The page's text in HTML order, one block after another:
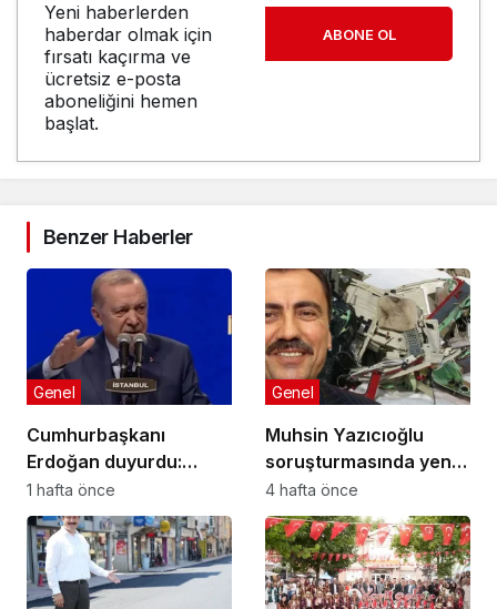
Yeni haberlerden
haberdar olmak için
fırsatı kaçırma ve
ücretsiz e-posta
aboneliğini hemen
başlat.
ABONE OL
Benzer Haberler
Cumhurbaşkanı
Erdoğan duyurdu:
Kiralık sosyal konut
projesi eylülde başlıyor
Genel
1 hafta önce
Muhsin Yazıcıoğlu
soruşturmasında yeni
gelişme!
Genel
4 hafta önce